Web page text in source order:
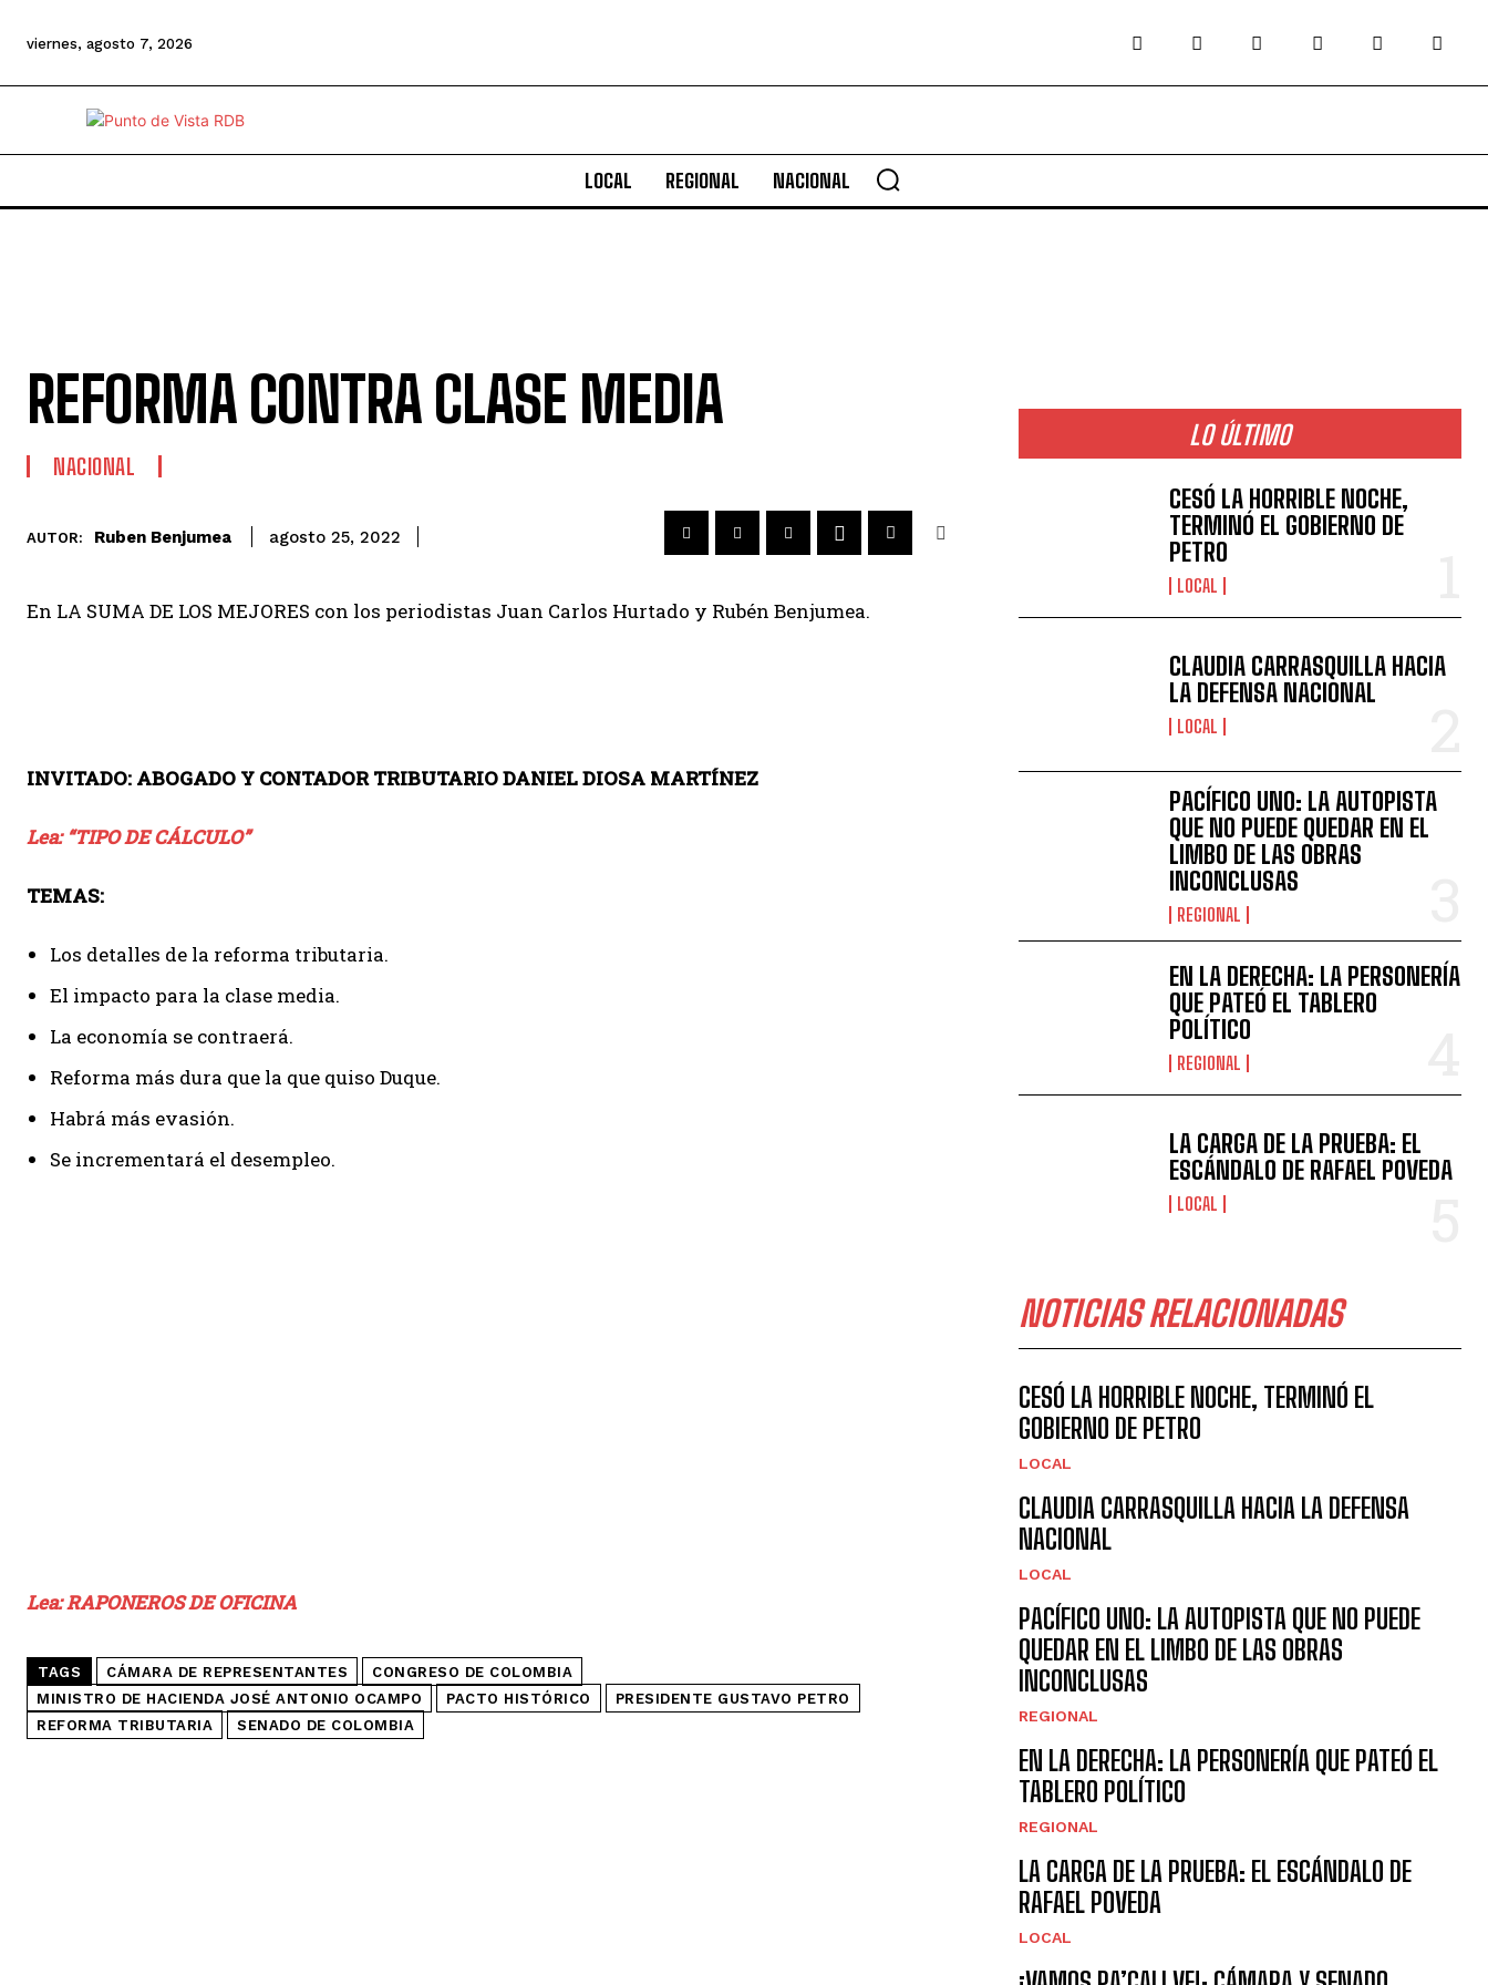
viernes, agosto 7, 2026
LOCAL REGIONAL NACIONAL
REFORMA CONTRA CLASE MEDIA
NACIONAL
AUTOR: Ruben Benjumea agosto 25, 2022
En LA SUMA DE LOS MEJORES con los periodistas Juan Carlos Hurtado y Rubén Benjumea.
INVITADO: ABOGADO Y CONTADOR TRIBUTARIO DANIEL DIOSA MARTÍNEZ
Lea: “TIPO DE CÁLCULO”
TEMAS:
Los detalles de la reforma tributaria.
El impacto para la clase media.
La economía se contraerá.
Reforma más dura que la que quiso Duque.
Habrá más evasión.
Se incrementará el desempleo.
Lea: RAPONEROS DE OFICINA
TAGS CÁMARA DE REPRESENTANTES
CONGRESO DE COLOMBIA
MINISTRO DE HACIENDA JOSÉ ANTONIO OCAMPO
PACTO HISTÓRICO
PRESIDENTE GUSTAVO PETRO
REFORMA TRIBUTARIA
SENADO DE COLOMBIA
LO ÚLTIMO
CESÓ LA HORRIBLE NOCHE,
TERMINÓ EL GOBIERNO DE
PETRO
LOCAL
CLAUDIA CARRASQUILLA HACIA
LA DEFENSA NACIONAL
LOCAL
PACÍFICO UNO: LA AUTOPISTA
QUE NO PUEDE QUEDAR EN EL
LIMBO DE LAS OBRAS
INCONCLUSAS
REGIONAL
EN LA DERECHA: LA PERSONERÍA
QUE PATEÓ EL TABLERO
POLÍTICO
REGIONAL
LA CARGA DE LA PRUEBA: EL
ESCÁNDALO DE RAFAEL POVEDA
LOCAL
NOTICIAS RELACIONADAS
CESÓ LA HORRIBLE NOCHE, TERMINÓ EL
GOBIERNO DE PETRO
LOCAL
CLAUDIA CARRASQUILLA HACIA LA DEFENSA
NACIONAL
LOCAL
PACÍFICO UNO: LA AUTOPISTA QUE NO PUEDE
QUEDAR EN EL LIMBO DE LAS OBRAS
INCONCLUSAS
REGIONAL
EN LA DERECHA: LA PERSONERÍA QUE PATEÓ EL
TABLERO POLÍTICO
REGIONAL
LA CARGA DE LA PRUEBA: EL ESCÁNDALO DE
RAFAEL POVEDA
LOCAL